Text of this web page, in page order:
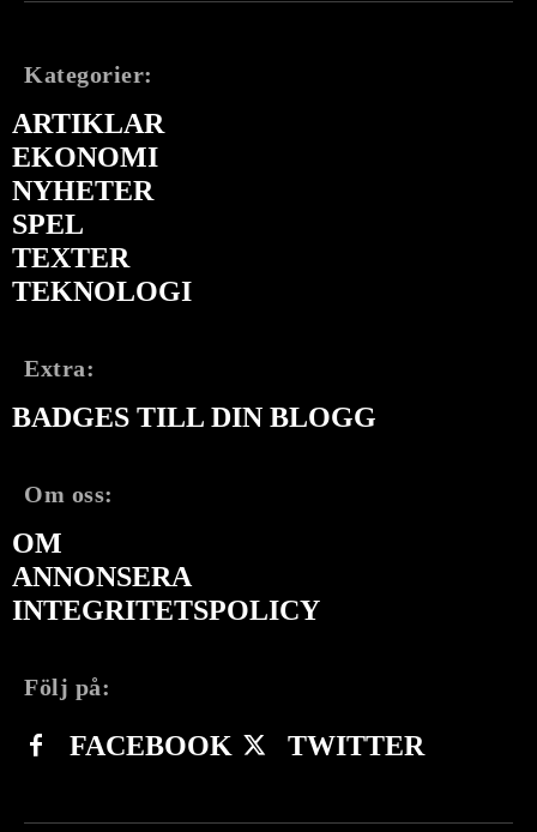
Kategorier:
ARTIKLAR
EKONOMI
NYHETER
SPEL
TEXTER
TEKNOLOGI
Extra:
BADGES TILL DIN BLOGG
Om oss:
OM
ANNONSERA
INTEGRITETSPOLICY
Följ på:
FACEBOOK TWITTER